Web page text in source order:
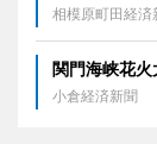
相模原町田経済
関門海峡花
小倉経済新聞